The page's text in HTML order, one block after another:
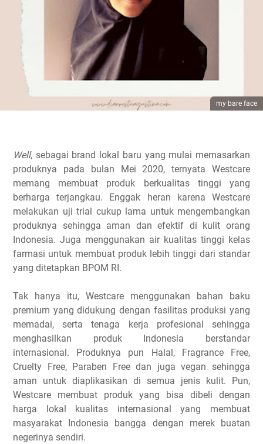
my bare face
Well, sebagai brand lokal baru yang mulai memasarkan
produknya pada bulan Mei 2020, ternyata Westcare
memang membuat produk berkualitas tinggi yang
berharga terjangkau. Enggak heran karena Westcare
melakukan uji trial cukup lama untuk mengembangkan
produknya sehingga aman dan efektif di kulit orang
Indonesia. Juga menggunakan air kualitas tinggi kelas
farmasi untuk membuat produk lebih tinggi dari standar
yang ditetapkan BPOM RI.
Tak hanya itu, Westcare menggunakan bahan baku
premium yang didukung dengan fasilitas produksi yang
memadai, serta tenaga kerja profesional sehingga
menghasilkan produk Indonesia berstandar
internasional. Produknya pun Halal, Fragrance Free,
Cruelty Free, Paraben Free dan juga vegan sehingga
aman untuk diaplikasikan di semua jenis kulit. Pun,
Westcare membuat produk yang bisa dibeli dengan
harga lokal kualitas internasional yang membuat
masyarakat Indonesia bangga dengan merek buatan
negerinya sendiri.